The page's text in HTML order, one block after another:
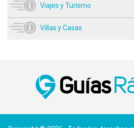
Viajes y Turismo
Villas y Casas